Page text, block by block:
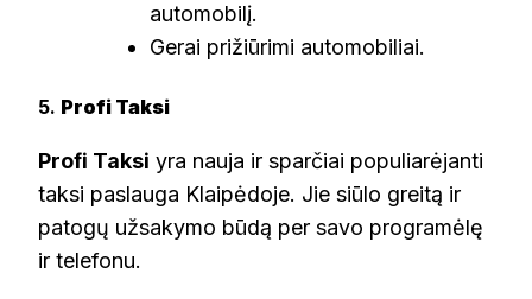
automobilį.
Gerai prižiūrimi automobiliai.
5. Profi Taksi
Profi Taksi yra nauja ir sparčiai populiarėjanti
taksi paslauga Klaipėdoje. Jie siūlo greitą ir
patogų užsakymo būdą per savo programėlę
ir telefonu.